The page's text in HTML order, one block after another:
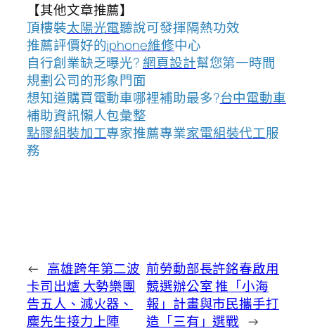
【其他文章推薦】
頂樓裝太陽光電聽說可發揮隔熱功效
推薦評價好的iphone維修中心
自行創業缺乏曝光?網頁設計幫您第一時間
規劃公司的形象門面
想知道購買電動車哪裡補助最多?台中電動車
補助資訊懶人包彙整
點膠組裝加工專家推薦專業家電組裝代工服
務
← 高雄跨年第二波
卡司出爐 大勢樂團
告五人、滅火器、
麋先生接力上陣
前勞動部長許銘春啟用
競選辦公室 推「小海
報」計畫與市民攜手打
造「三有」選戰 →